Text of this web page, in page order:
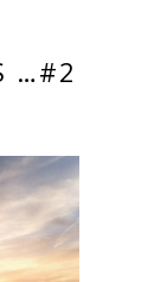
…#2